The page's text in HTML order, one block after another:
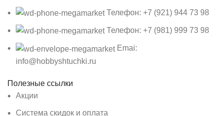
Телефон: +7 (921) 944 73 98
Телефон: +7 (981) 999 73 98
Emai:
info@hobbyshtuchki.ru
Полезные ссылки
Акции
Система скидок и оплата